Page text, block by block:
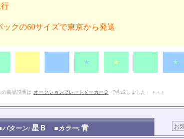
クの60サイズで東京から発送
★ ★ ★
商品説明は オークションプレートメーカー２ で作成しました + + +
パターン: 星Ｂ ■カラー: 青